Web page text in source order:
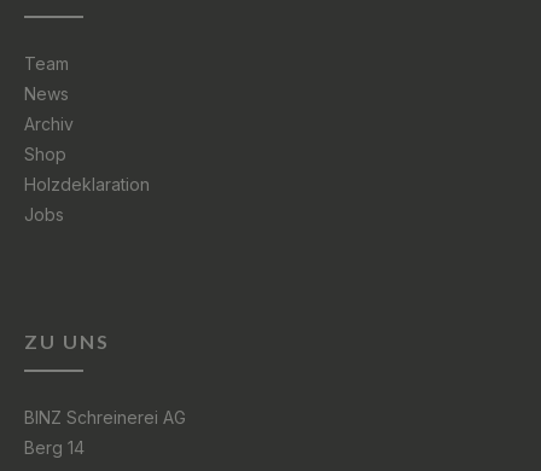
Team
News
Archiv
Shop
Holzdeklaration
Jobs
ZU UNS
BINZ Schreinerei AG
Berg 14